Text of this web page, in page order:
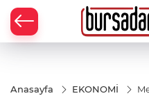
Anasayfa EKONOMİ